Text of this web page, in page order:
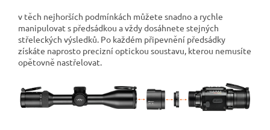
v těch nejhorších podmínkách můžete snadno a rychle
manipulovat s předsádkou a vždy dosáhnete stejných
střeleckých výsledků. Po každém připevnění předsádky
získáte naprosto precizní optickou soustavu, kterou nemusíte
opětovně nastřelovat.